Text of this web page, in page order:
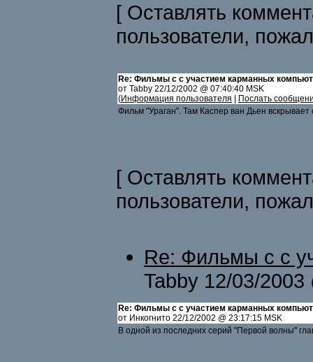
[ Оставлять
пользователи,
Re: Фильмы с с участием карманных
от Tabby 22/12/2002 @ 07:40:40 MSK
(Информация пользователя
Послать
Фильм "Ураган". Там Каспер ван Дьен
[ Оставлять
пользователи,
Re: Фильмы с с
Tabby 12/03/2003
Re: Фильмы с с участием карманных
от Инкогнито 22/12/2002 @ 23:17:15 MSK
В одной из последних серий "Первой волны"